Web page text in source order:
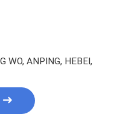
WO, ANPING, HEBEI,